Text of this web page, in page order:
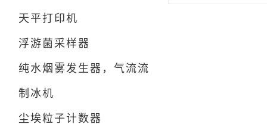
天平打印机
浮游菌采样器
纯水烟雾发生器，气流流
形检测仪
制冰机
尘埃粒子计数器